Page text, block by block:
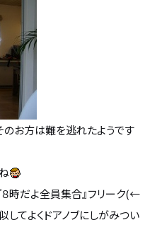
のお方は難を逃れたようです
時だよ全員集合』フリーク(←
してよくドアノブにしがみつい